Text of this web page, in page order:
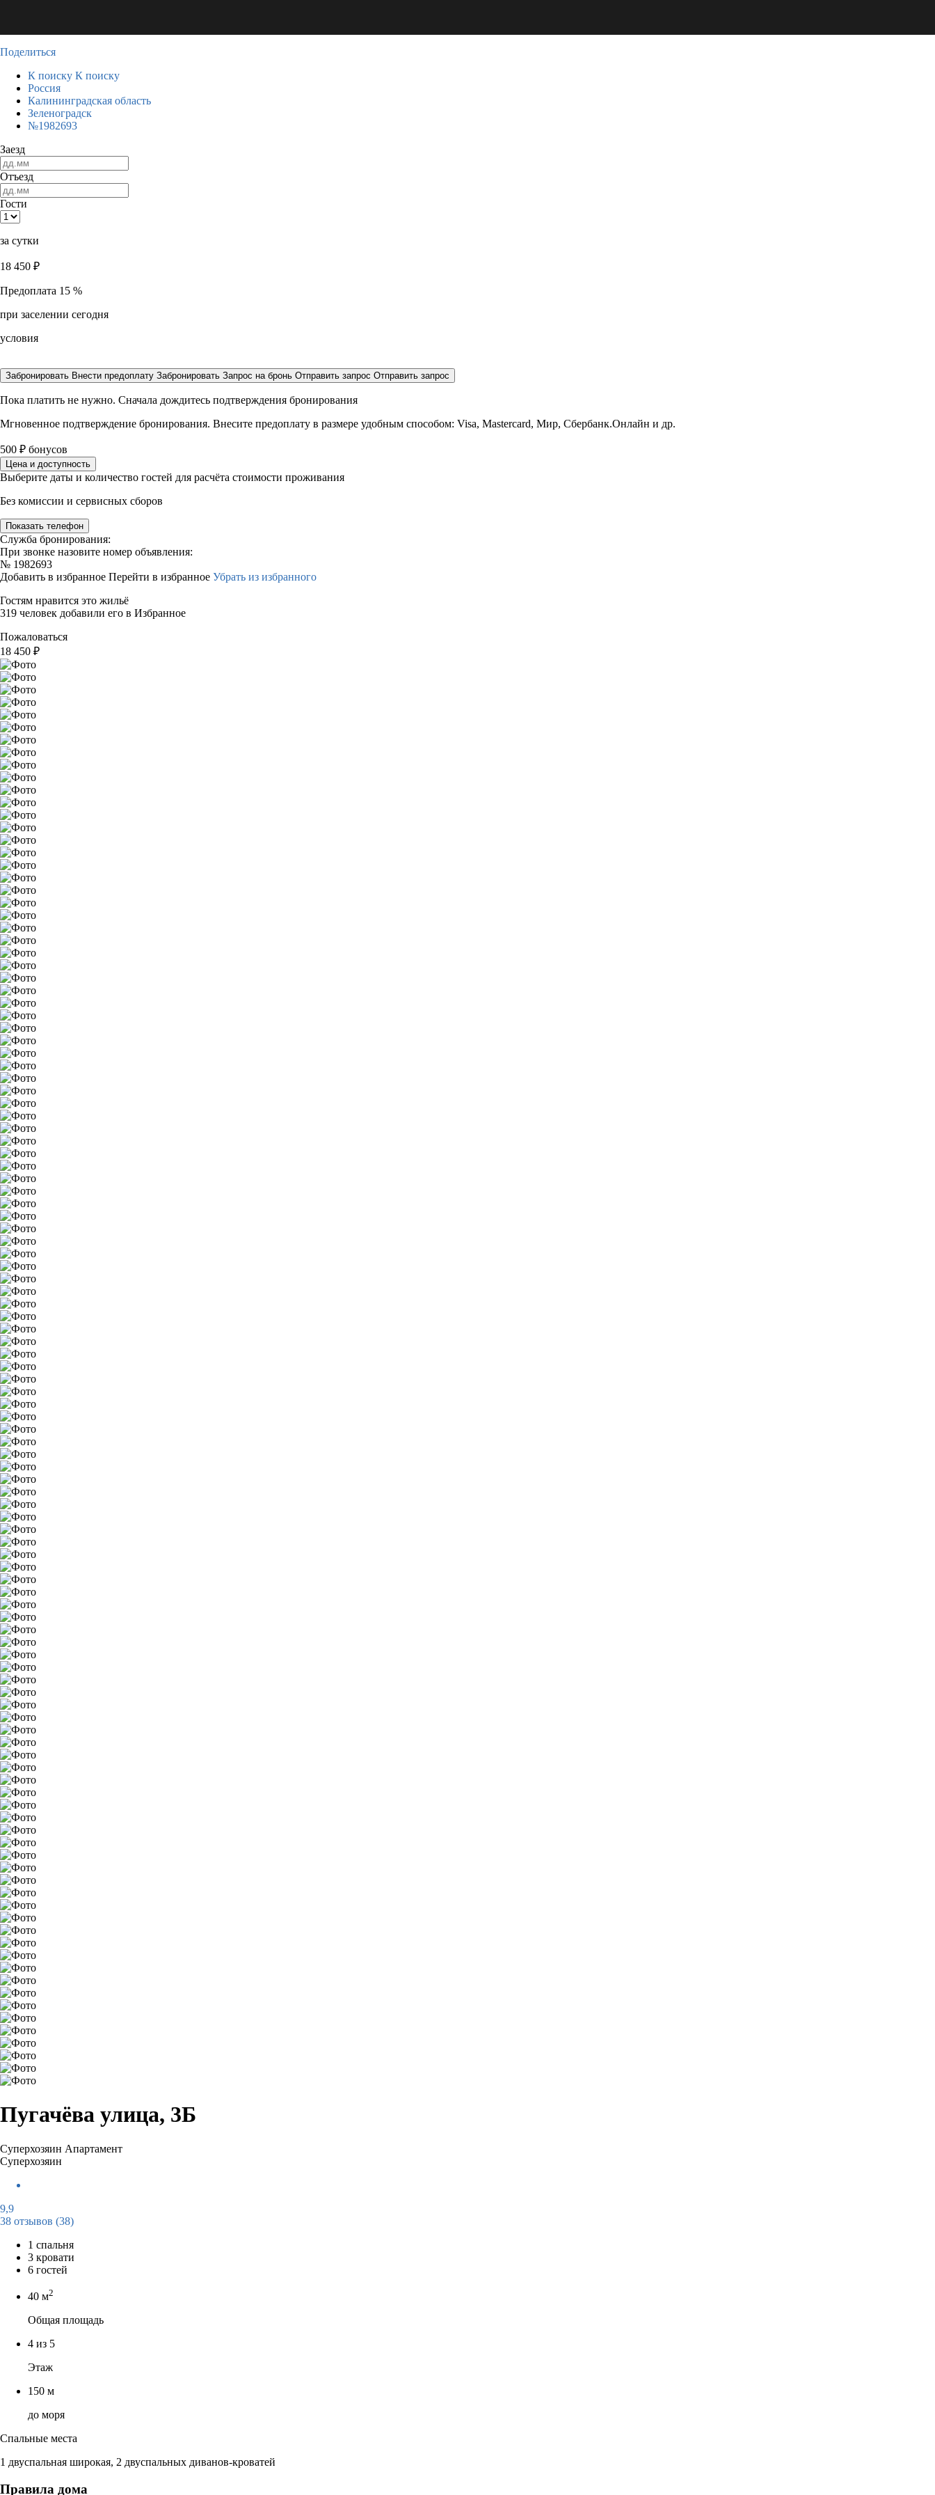
Поделиться
К поиску К поиску
Россия
Калининградская область
Зеленоградск
№1982693
Заезд
Отъезд
Гости
за сутки
18 450 ₽
Предоплата 15 %
при заселении сегодня
условия
Забронировать Внести предоплату Забронировать Запрос на бронь Отправить запрос Отправить запрос
Пока платить не нужно. Сначала дождитесь подтверждения бронирования
Мгновенное подтверждение бронирования. Внесите предоплату в размере удобным способом: Visa, Mastercard, Мир, Сбербанк.Онлайн и др.
500 ₽ бонусов
Цена и доступность
Выберите даты и количество гостей для расчёта стоимости проживания
Без комиссии и сервисных сборов
Показать телефон
Служба бронирования:
При звонке назовите номер объявления:
№ 1982693
Добавить в избранное Перейти в избранное Убрать из избранного
Гостям нравится это жильё
319 человек добавили его в Избранное
Пожаловаться
18 450 ₽
Пугачёва улица, 3Б
Суперхозяин Апартамент
Суперхозяин
9,9
38 отзывов (38)
1 спальня
3 кровати
6 гостей
40 м2
Общая площадь
4 из 5
Этаж
150 м
до моря
Спальные места
1 двуспальная широкая, 2 двуспальных диванов-кроватей
Правила дома